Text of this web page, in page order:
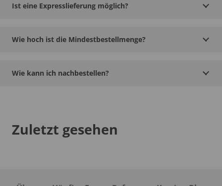
Ist eine Expresslieferung möglich?
Wie hoch ist die Mindestbestellmenge?
Wie kann ich nachbestellen?
Zuletzt gesehen